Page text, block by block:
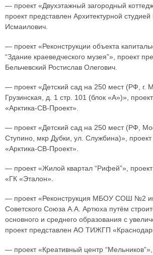
— проект «Двухэтажный загородный
проект представлен Архитектурной
Исмаилович.
— проект «Реконструкции объекта
“Здание краеведческого музея”», проект
Бельчевский Ростислав Олегович.
— проект «Детский сад на 250 мест (РФ, г.
Грузинская, д. 1 стр. 101 (блок «А»)»,
«Арктика-СВ-Проект».
— проект «Детский сад на 250 мест (РФ,
Ступино, мкр Дубки, ул. Службина)»,
«Арктика-СВ-Проект».
— проект «Жилой квартал “Рифей”»,
«ГК «Эталон».
— проект «Реконструкция МБОУ СОШ №2
Советского Союза А.А. Артюха путём
основного и среднего образования с
проект представлен АО ТИЖГП
— проект «Креативный центр